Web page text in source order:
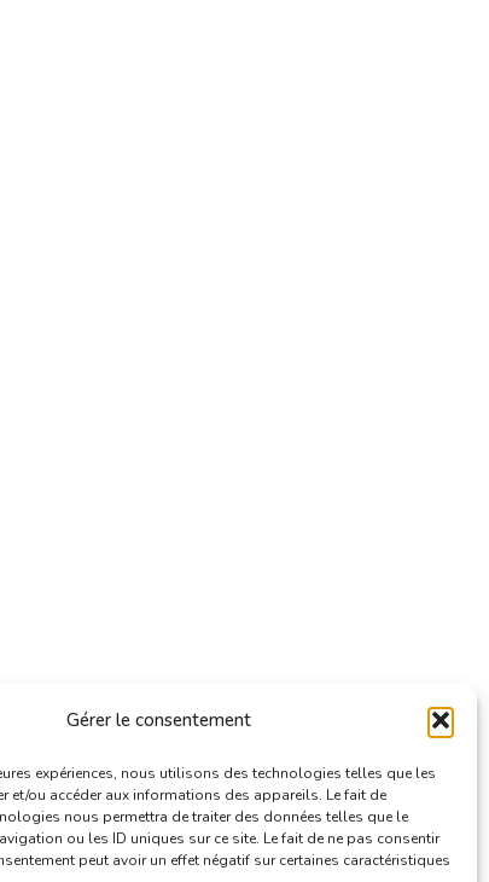
Gérer le consentement
expériences, nous utilisons des technologies telles que les
et/ou accéder aux informations des appareils. Le fait de
nous permettra de traiter des données telles que le
ou les ID uniques sur ce site. Le fait de ne pas consentir
peut avoir un effet négatif sur certaines caractéristiques